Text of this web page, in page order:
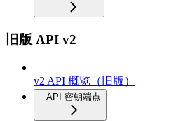
旧版 API v2
v2 API 概览（旧版）
API 密钥端点